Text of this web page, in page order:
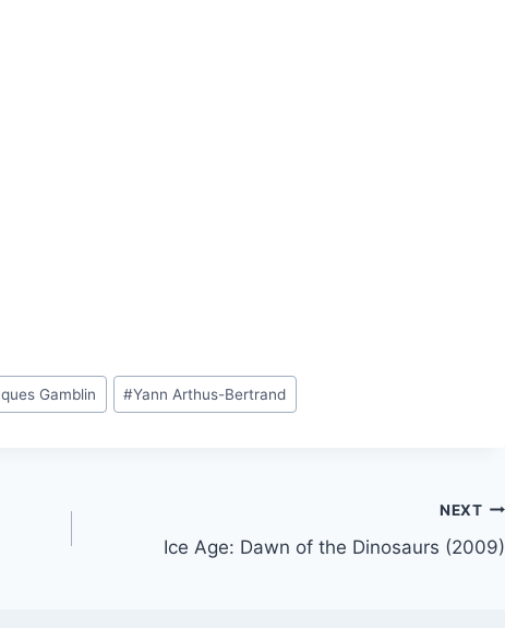
Gamblin #Yann Arthus-Bertrand
NEXT
Ice Age: Dawn of the Dinosaurs (2009)